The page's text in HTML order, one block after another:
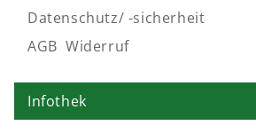
Datenschutz/ -sicherheit
AGB ,Widerruf
Infothek